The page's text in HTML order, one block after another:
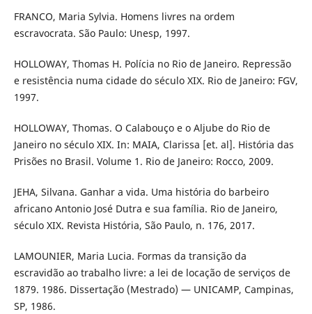
FRANCO, Maria Sylvia. Homens livres na ordem
escravocrata. São Paulo: Unesp, 1997.
HOLLOWAY, Thomas H. Polícia no Rio de Janeiro. Repressão
e resistência numa cidade do século XIX. Rio de Janeiro: FGV,
1997.
HOLLOWAY, Thomas. O Calabouço e o Aljube do Rio de
Janeiro no século XIX. In: MAIA, Clarissa [et. al]. História das
Prisões no Brasil. Volume 1. Rio de Janeiro: Rocco, 2009.
JEHA, Silvana. Ganhar a vida. Uma história do barbeiro
africano Antonio José Dutra e sua família. Rio de Janeiro,
século XIX. Revista História, São Paulo, n. 176, 2017.
LAMOUNIER, Maria Lucia. Formas da transição da
escravidão ao trabalho livre: a lei de locação de serviços de
1879. 1986. Dissertação (Mestrado) — UNICAMP, Campinas,
SP, 1986.